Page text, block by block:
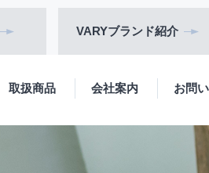
VARYブランド紹介
取扱商品 会社案内 お問